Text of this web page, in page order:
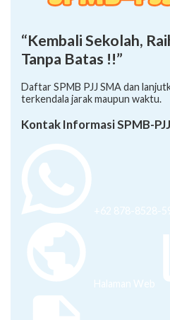
“Kembali Sekolah,
Tanpa Batas !!”
Daftar SPMB PJJ SMA dan
terkendala jarak maupun waktu.
Kontak Informasi SPMB-
+62 878-8528-
Halaman Web